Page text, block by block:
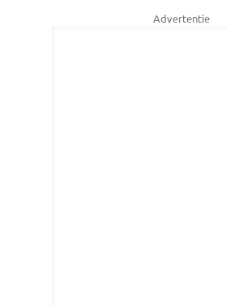
Advertentie